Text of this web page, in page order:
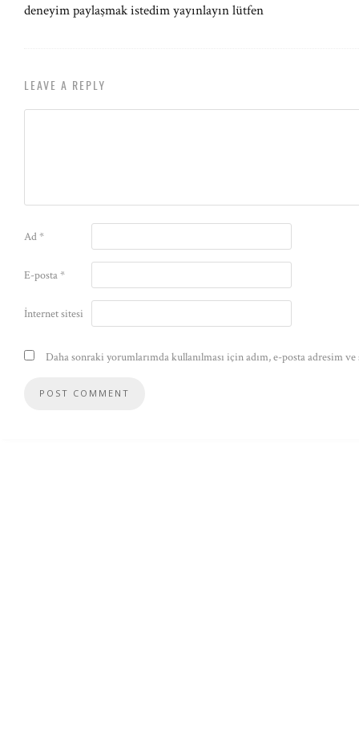
deneyim paylaşmak istedim yayınlayın lütfen
LEAVE A REPLY
Ad*
E-posta*
İnternet sitesi
Daha sonraki yorumlarımda kullanılması için adım, e-posta adresim